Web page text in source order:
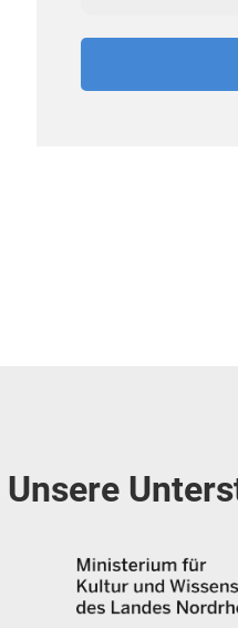
Unsere